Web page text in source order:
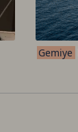
Gemiye